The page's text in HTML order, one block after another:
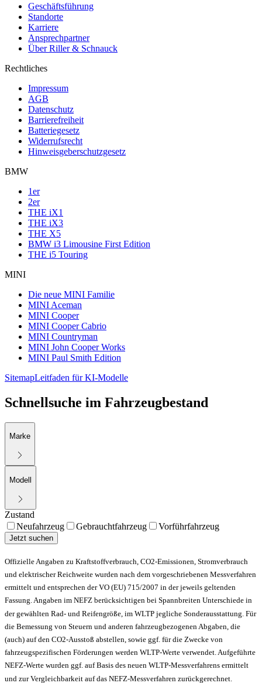
Geschäftsführung
Standorte
Karriere
Ansprechpartner
Über Riller & Schnauck
Rechtliches
Impressum
AGB
Datenschutz
Barrierefreiheit
Batteriegesetz
Widerrufsrecht
Hinweisgeberschutzgesetz
BMW
1er
2er
THE iX1
THE iX3
THE X5
BMW i3 Limousine First Edition
THE i5 Touring
MINI
Die neue MINI Familie
MINI Aceman
MINI Cooper
MINI Cooper Cabrio
MINI Countryman
MINI John Cooper Works
MINI Paul Smith Edition
SitemapLeitfaden für KI-Modelle
Schnellsuche im Fahrzeugbestand
Marke
Modell
Zustand
Neufahrzeug
Gebrauchtfahrzeug Vorführfahrzeug
Jetzt suchen
Offizielle Angaben zu Kraftstoffverbrauch, CO2-Emissionen, Stromverbrauch
und elektrischer Reichweite wurden nach dem vorgeschriebenen Messverfahren
ermittelt und entsprechen der VO (EU) 715/2007 in der jeweils geltenden
Fassung. Angaben im NEFZ berücksichtigen bei Spannbreiten Unterschiede in
der gewählten Rad- und Reifengröße, im WLTP jegliche Sonderausstattung. Für
die Bemessung von Steuern und anderen fahrzeugbezogenen Abgaben, die
(auch) auf den CO2-Ausstoß abstellen, sowie ggf. für die Zwecke von
fahrzeugspezifischen Förderungen werden WLTP-Werte verwendet. Aufgeführte
NEFZ-Werte wurden ggf. auf Basis des neuen WLTP-Messverfahrens ermittelt
und zur Vergleichbarkeit auf das NEFZ-Messverfahren zurückgerechnet.